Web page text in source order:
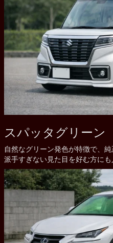
スパッタグリーン
自然なグリーン発色が特徴で、
派手すぎない見た目を好む方にも